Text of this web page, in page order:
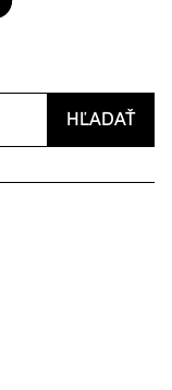
HĽADAŤ